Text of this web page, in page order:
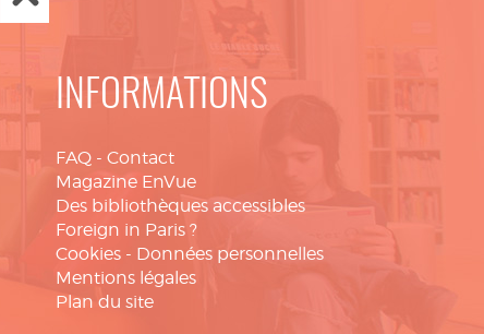
INFORMATIONS
FAQ - Contact
Magazine EnVue
Des bibliothèques accessibles
Foreign in Paris ?
Cookies - Données personnelles
Mentions légales
Plan du site